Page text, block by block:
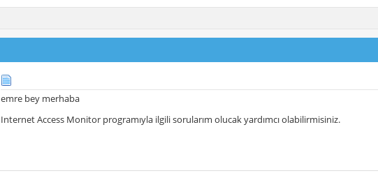
emre bey merhaba
Internet Access Monitor programıyla ilgili sorularım olucak yardımcı olabilirmisiniz.